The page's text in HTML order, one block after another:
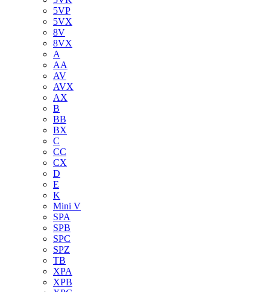
5VP
5VX
8V
8VX
A
AA
AV
AVX
AX
B
BB
BX
C
CC
CX
D
E
K
Mini V
SPA
SPB
SPC
SPZ
TB
XPA
XPB